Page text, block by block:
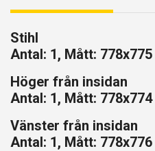
Stihl
Antal: 1, Mått: 778x775
Höger från insidan
Antal: 1, Mått: 778x774
Vänster från insidan
Antal: 1, Mått: 778x776